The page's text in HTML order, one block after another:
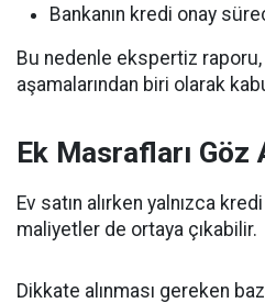
Bankanın kredi onay
Bu nedenle ekspertiz
aşamalarından biri olarak
Ek Masrafları Göz
Ev satın alırken yalnızca
maliyetler de ortaya çıkabilir.
Dikkate alınması gereken